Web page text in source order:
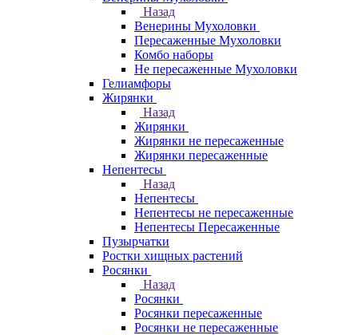
Назад
Венерины Мухоловки
Пересаженные Мухоловки
Комбо наборы
Не пересаженные Мухоловки
Гелиамфоры
Жирянки
Назад
Жирянки
Жирянки не пересаженные
Жирянки пересаженные
Непентесы
Назад
Непентесы
Непентесы не пересаженные
Непентесы Пересаженные
Пузырчатки
Ростки хищных растений
Росянки
Назад
Росянки
Росянки пересаженные
Росянки не пересаженные